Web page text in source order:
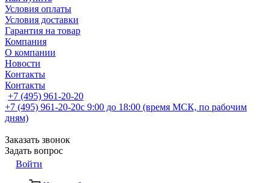
Условия оплаты
Условия доставки
Гарантия на товар
Компания
О компании
Новости
Контакты
Контакты
+7 (495) 961-20-20
+7 (495) 961-20-20с 9:00 до 18:00 (время МСК, по рабочим
дням)
Заказать звонок
Задать вопрос
Войти